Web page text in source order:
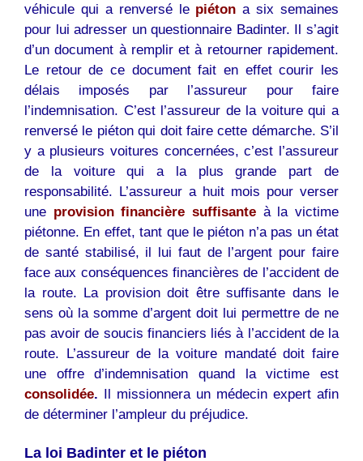
véhicule qui a renversé lepiéton a six semaines
pour lui adresser un questionnaire Badinter. Il s’agit
d’un document à remplir et à retourner rapidement.
Le retour de ce document fait en effet courir les
délais imposés par l’assureur pour faire
l’indemnisation. C’est l’assureur de la voiture qui a
renversé le piéton qui doit faire cette démarche. S’il
y a plusieurs voitures concernées, c’est l’assureur
de la voiture qui a la plus grande part de
responsabilité. L’assureur a huit mois pour verser
une provision financière suffisante à la victime
piétonne. En effet, tant que le piéton n’a pas un état
de santé stabilisé, il lui faut de l’argent pour faire
face aux conséquences financières de l’accident de
la route. La provision doit être suffisante dans le
sens où la somme d’argent doit lui permettre de ne
pas avoir de soucis financiers liés à l’accident de la
route. L’assureur de la voiture mandaté doit faire
une offre d’indemnisation quand la victime est
consolidée. Il missionnera un médecin expert afin
de déterminer l’ampleur du préjudice.
La loi Badinter et le piéton